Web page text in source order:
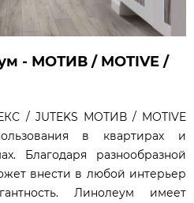
- МОТИВ / MOTIVE /
/ JUTEKS МОТИВ / MOTIVE
в квартирах и
Благодаря разнообразной
внести в любой интерьер
Линолеум имеет